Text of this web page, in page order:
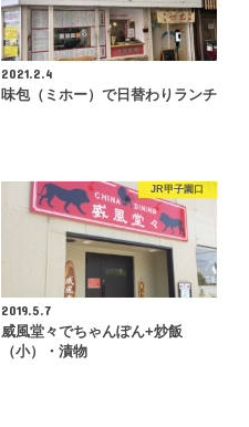
2021.2.4
味包（ミホー）で日替わりランチ
JR甲子園口
2019.5.7
威風堂々でちゃんぽん+炒飯
（小）・漬物